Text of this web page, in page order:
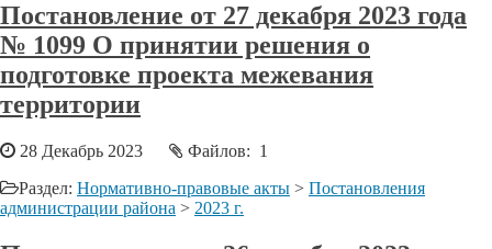
Постановление от 27 декабря 2023 года
№ 1099 О принятии решения о
подготовке проекта межевания
территории
28 Декабрь 2023
Файлов: 1
Раздел: Нормативно-правовые акты > Постановления
администрации района > 2023 г.